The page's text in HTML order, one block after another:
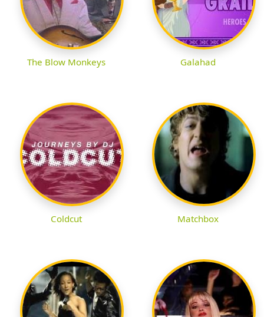
The Blow Monkeys Galahad
Coldcut Matchbox